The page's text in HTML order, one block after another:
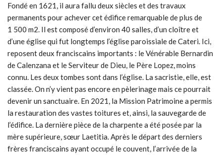
Fondé en 1621, il aura fallu deux siècles et des travaux
permanents pour achever cet édifice remarquable de plus de
1 500 m2. Il est composé d’environ 40 salles, d’un cloître et
d’une église qui fut longtemps l’église paroissiale de Cateri. Ici,
reposent deux franciscains importants : le Vénérable Bernardin
de Calenzana et le Serviteur de Dieu, le Père Lopez, moins
connu. Les deux tombes sont dans l’église. La sacristie, elle, est
classée. On n’y vient pas encore en pèlerinage mais ce pourrait
devenir un sanctuaire. En 2021, la Mission Patrimoine a permis
la restauration des vastes toitures et, ainsi, la sauvegarde de
l’édifice. La dernière pièce de la charpente a été posée par la
mère supérieure, sœur Laetitia. Après le départ des derniers
frères franciscains ayant occupé le couvent, l’arrivée de la